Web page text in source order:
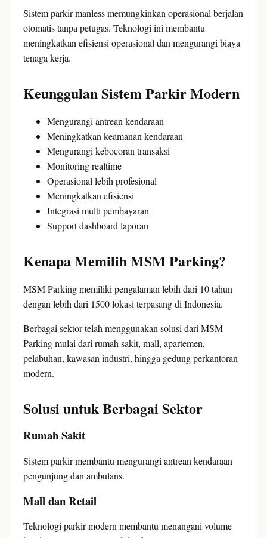
Sistem parkir manless memungkinkan operasional berjalan
otomatis tanpa petugas. Teknologi ini membantu
meningkatkan efisiensi operasional dan mengurangi biaya
tenaga kerja.
Keunggulan Sistem Parkir Modern
Mengurangi antrean kendaraan
Meningkatkan keamanan kendaraan
Mengurangi kebocoran transaksi
Monitoring realtime
Operasional lebih profesional
Meningkatkan efisiensi
Integrasi multi pembayaran
Support dashboard laporan
Kenapa Memilih MSM Parking?
MSM Parking memiliki pengalaman lebih dari 10 tahun
dengan lebih dari 1500 lokasi terpasang di Indonesia.
Berbagai sektor telah menggunakan solusi dari MSM
Parking mulai dari rumah sakit, mall, apartemen,
pelabuhan, kawasan industri, hingga gedung perkantoran
modern.
Solusi untuk Berbagai Sektor
Rumah Sakit
Sistem parkir membantu mengurangi antrean kendaraan
pengunjung dan ambulans.
Mall dan Retail
Teknologi parkir modern membantu menangani volume